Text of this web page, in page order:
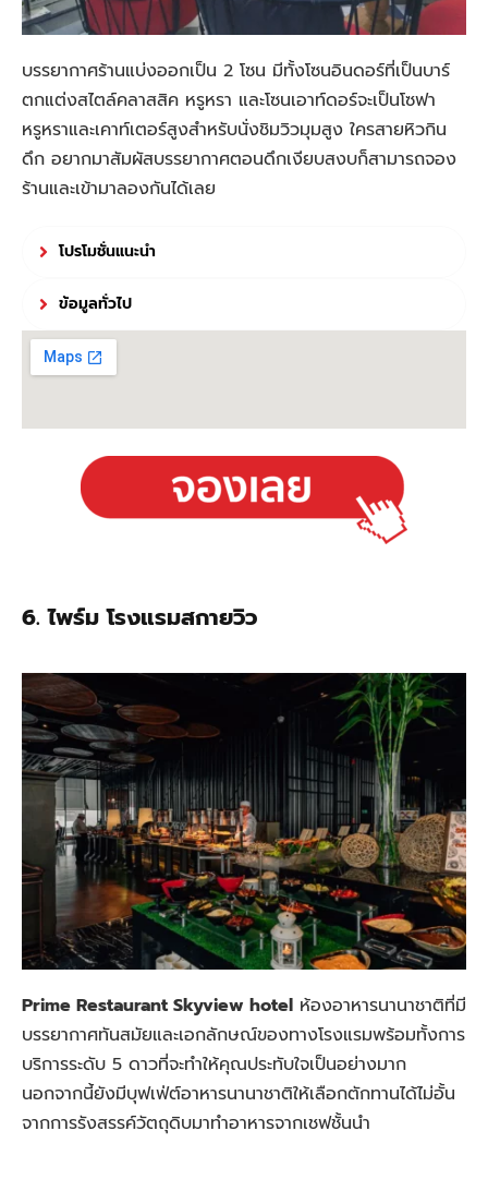
บรรยากาศร้านแบ่งออกเป็น 2 โซน มีทั้งโซนอินดอร์ที่เป็นบาร์
ตกแต่งสไตล์คลาสสิค หรูหรา และโซนเอาท์ดอร์จะเป็นโซฟา
หรูหราและเคาท์เตอร์สูงสำหรับนั่งชิมวิวมุมสูง ใครสายหิวกิน
ดึก อยากมาสัมผัสบรรยากาศตอนดึกเงียบสงบก็สามารถจอง
ร้านและเข้ามาลองกันได้เลย
โปรโมชั่นแนะนำ
ข้อมูลทั่วไป
6. ไพร์ม โรงแรมสกายวิว
Prime Restaurant Skyview hotel ห้องอาหารนานาชาติที่มี
บรรยากาศทันสมัยและเอกลักษณ์ของทางโรงแรมพร้อมทั้งการ
บริการระดับ 5 ดาวที่จะทำให้คุณประทับใจเป็นอย่างมาก
นอกจากนี้ยังมีบุฟเฟ่ต์อาหารนานาชาติให้เลือกตักทานได้ไม่อั้น
จากการรังสรรค์วัตถุดิบมาทำอาหารจากเชฟชั้นนำ